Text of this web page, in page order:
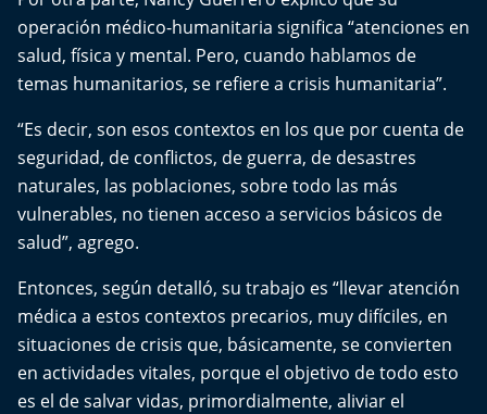
operación médico-humanitaria significa “atenciones en
salud, física y mental. Pero, cuando hablamos de
temas humanitarios, se refiere a crisis humanitaria”.
“Es decir, son esos contextos en los que por cuenta de
seguridad, de conflictos, de guerra, de desastres
naturales, las poblaciones, sobre todo las más
vulnerables, no tienen acceso a servicios básicos de
salud”, agrego.
Entonces, según detalló, su trabajo es “llevar atención
médica a estos contextos precarios, muy difíciles, en
situaciones de crisis que, básicamente, se convierten
en actividades vitales, porque el objetivo de todo esto
es el de salvar vidas, primordialmente, aliviar el